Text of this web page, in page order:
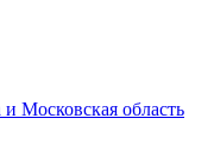
Московская область